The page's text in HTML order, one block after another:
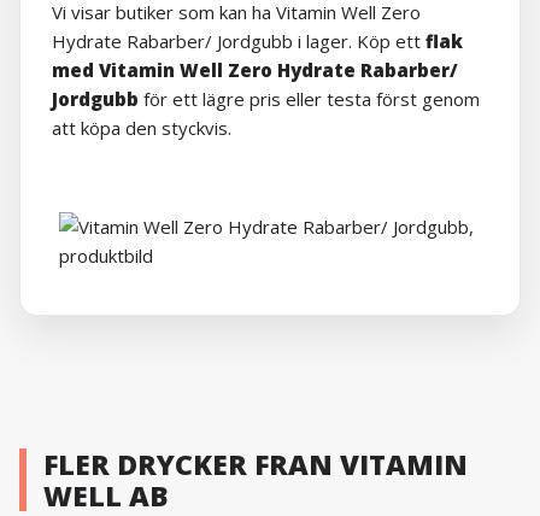
Vi visar butiker som kan ha Vitamin Well Zero
Hydrate Rabarber/ Jordgubb i lager. Köp ett flak
med Vitamin Well Zero Hydrate Rabarber/
Jordgubb för ett lägre pris eller testa först genom
att köpa den styckvis.
FLER DRYCKER FRAN VITAMIN
WELL AB